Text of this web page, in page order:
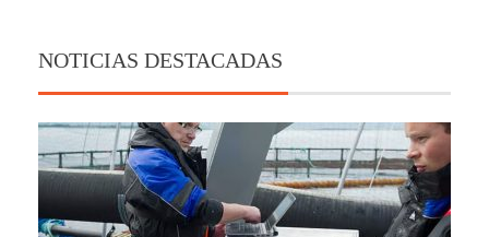
NOTICIAS DESTACADAS